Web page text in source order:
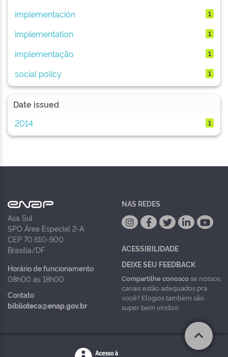
implementación 1
implementation 1
implementação 1
social policy 1
Date issued
2014
1
Asa Sul
SPO Área Especial 2-A
CEP 70.610-900
Brasília/DF
Horário de funcionamento
08h00 às 18h00
Contato
biblioteca@enap.gov.br
NAS REDES
ACESSIBILIDADE
DEIXE SEU FEEDBACK
Compartilhe conoscose nossos
canais estão adequados pra
você? Elogios também são
super bem vindos!